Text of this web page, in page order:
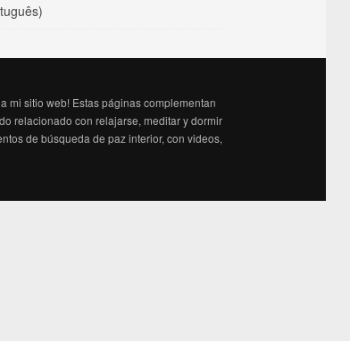
mi sitio web! Estas páginas complementan
relacionado con relajarse, meditar y dormir
de búsqueda de paz interior, con videos,